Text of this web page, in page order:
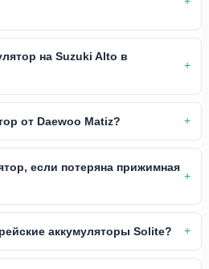
на Suzuki Alto в
от Daewoo Matiz?
если потеряна прижимная
аккумуляторы Solite?